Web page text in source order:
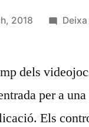
2018
dels
per a
Els